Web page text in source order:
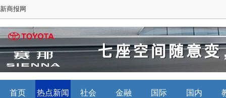
新商报网
首页 热点新闻 社会 金融 国际 国内